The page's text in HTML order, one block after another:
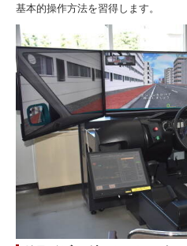
基本的操作方法を習得します。